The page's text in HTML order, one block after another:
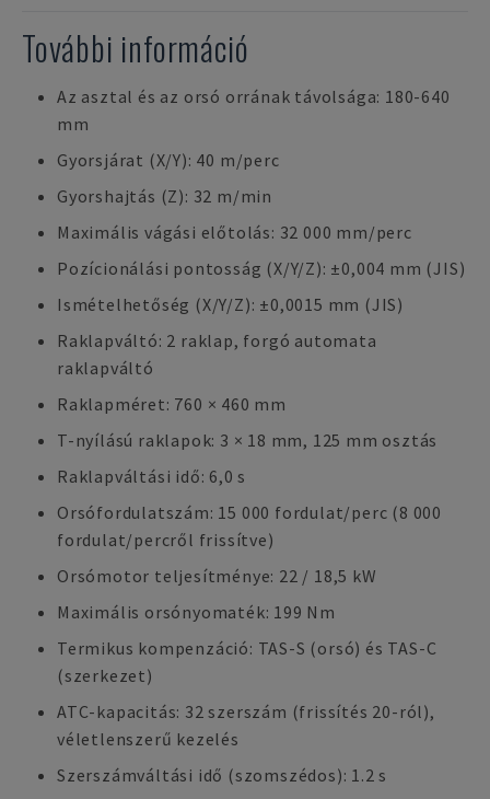
További információ
Az asztal és az orsó orrának távolsága: 180-640
mm
Gyorsjárat (X/Y): 40 m/perc
Gyorshajtás (Z): 32 m/min
Maximális vágási előtolás: 32 000 mm/perc
Pozícionálási pontosság (X/Y/Z): ±0,004 mm (JIS)
Ismételhetőség (X/Y/Z): ±0,0015 mm (JIS)
Raklapváltó: 2 raklap, forgó automata
raklapváltó
Raklapméret: 760 × 460 mm
T-nyílású raklapok: 3 × 18 mm, 125 mm osztás
Raklapváltási idő: 6,0 s
Orsófordulatszám: 15 000 fordulat/perc (8 000
fordulat/percről frissítve)
Orsómotor teljesítménye: 22 / 18,5 kW
Maximális orsónyomaték: 199 Nm
Termikus kompenzáció: TAS-S (orsó) és TAS-C
(szerkezet)
ATC-kapacitás: 32 szerszám (frissítés 20-ról),
véletlenszerű kezelés
Szerszámváltási idő (szomszédos): 1.2 s